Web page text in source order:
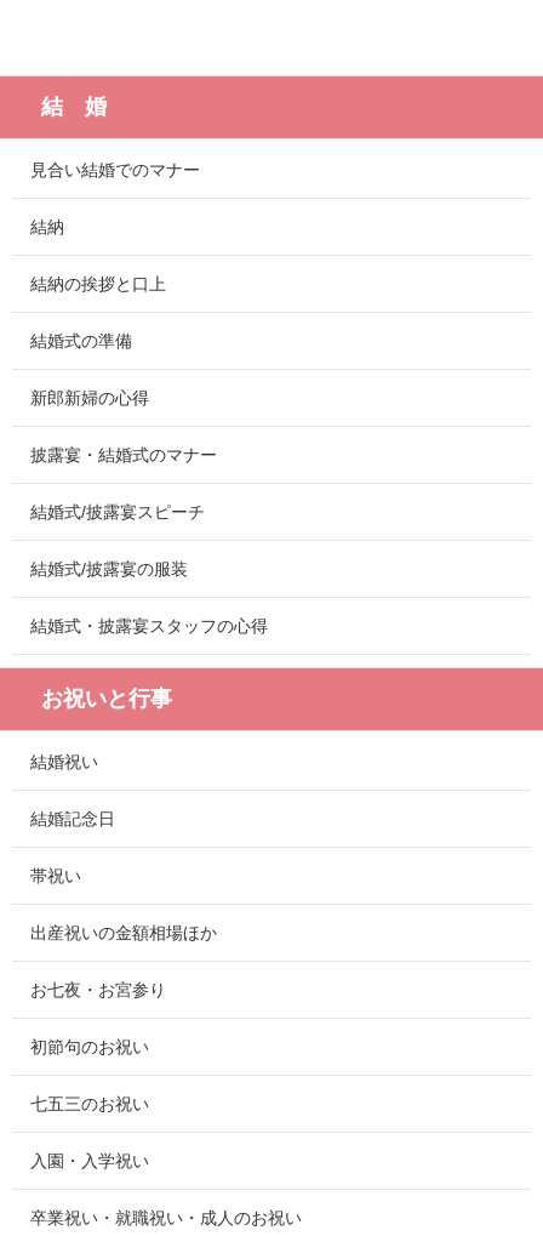
結 婚
見合い結婚でのマナー
結納
結納の挨拶と口上
結婚式の準備
新郎新婦の心得
披露宴・結婚式のマナー
結婚式/披露宴スピーチ
結婚式/披露宴の服装
結婚式・披露宴スタッフの心得
お祝いと行事
結婚祝い
結婚記念日
帯祝い
出産祝いの金額相場ほか
お七夜・お宮参り
初節句のお祝い
七五三のお祝い
入園・入学祝い
卒業祝い・就職祝い・成人のお祝い